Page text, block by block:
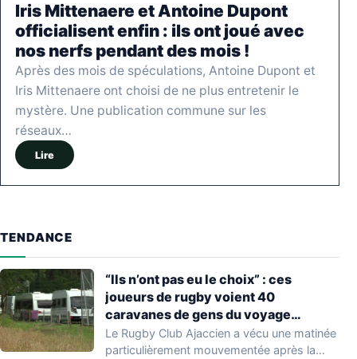
Iris Mittenaere et Antoine Dupont
officialisent enfin : ils ont joué avec
nos nerfs pendant des mois !
Après des mois de spéculations, Antoine Dupont et
Iris Mittenaere ont choisi de ne plus entretenir le
mystère. Une publication commune sur les
réseaux…
Lire
TENDANCE
“Ils n’ont pas eu le choix” : ces
joueurs de rugby voient 40
caravanes de gens du voyage
s’installer dans leur stade, ils les
délogent en moins d’1 heure
Le Rugby Club Ajaccien a vécu une matinée
particulièrement mouvementée après la